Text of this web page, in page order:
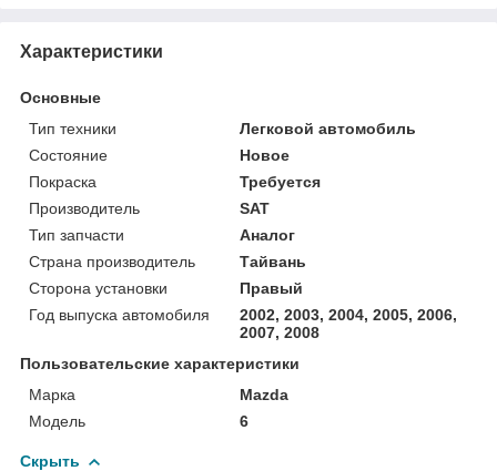
Характеристики
Основные
Тип техники
Легковой автомобиль
Состояние
Новое
Покраска
Требуется
Производитель
SAT
Тип запчасти
Аналог
Страна производитель
Тайвань
Сторона установки
Правый
Год выпуска автомобиля
2002, 2003, 2004, 2005, 2006,
2007, 2008
Пользовательские характеристики
Марка
Mazda
Модель
6
Скрыть